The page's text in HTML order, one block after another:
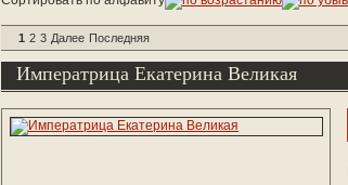
1 2 3 Далее Последняя
Императрица Екатерина Великая